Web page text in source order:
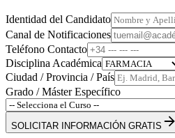
Identidad del Candidato
Canal de Notificaciones
Teléfono Contacto
Disciplina Académica
Ciudad / Provincia / País
Grado / Máster Específico
SOLICITAR INFORMACIÓN GRATIS